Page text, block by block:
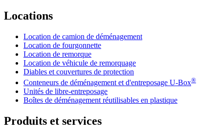
Locations
Location de camion de déménagement
Location de fourgonnette
Location de remorque
Location de véhicule de remorquage
Diables et couvertures de protection
Conteneurs de déménagement et d'entreposage U-Box®
Unités de libre-entreposage
Boîtes de déménagement réutilisables en plastique
Produits et services